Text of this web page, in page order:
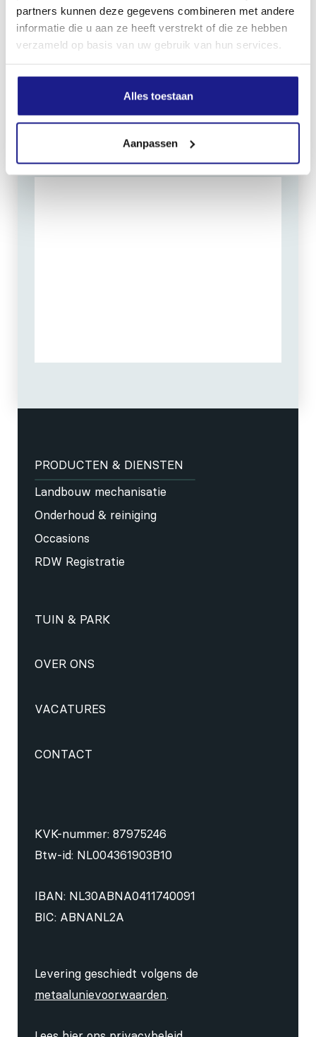
partners kunnen deze gegevens combineren met andere
informatie die u aan ze heeft verstrekt of die ze hebben
verzameld op basis van uw gebruik van hun services.
Alles toestaan
Aanpassen
OPENINGSTIJDEN
Maandag t/m vrijdag: 07:30 - 17:00
Zondag: gesloten
PRODUCTEN & DIENSTEN
Landbouw mechanisatie
Onderhoud & reiniging
Occasions
RDW Registratie
TUIN & PARK
OVER ONS
VACATURES
CONTACT
KVK-nummer: 87975246
Btw-id: NL004361903B10
IBAN: NL30ABNA0411740091
BIC: ABNANL2A
Levering geschiedt volgens de
metaalunievoorwaarden.